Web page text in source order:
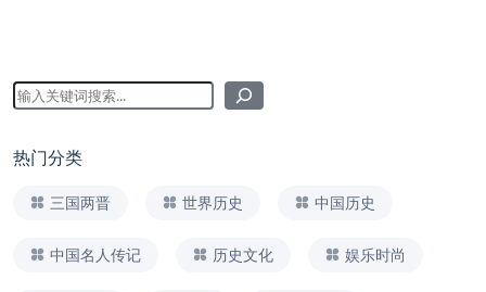
热门分类
三国两晋 世界历史 中国历史
中国名人传记 历史文化 娱乐时尚